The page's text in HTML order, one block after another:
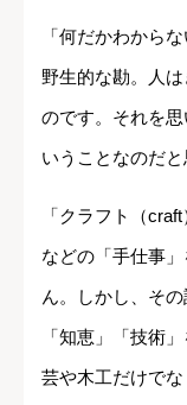
「何だかわから
野生的な勘。人
のです。それを
いうことなのだと
「クラフト（
などの「手仕事
ん。しかし、そ
「知恵」「技術
芸や木工だけで